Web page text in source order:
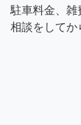
駐車料金、雑
相談をしてか